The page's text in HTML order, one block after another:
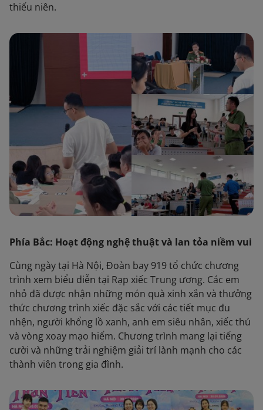
thiếu niên.
Phía Bắc: Hoạt động nghệ thuật và lan tỏa niềm vui
Cùng ngày tại Hà Nội, Đoàn bay 919 tổ chức chương
trình xem biểu diễn tại Rạp xiếc Trung ương. Các em
nhỏ đã được nhận những món quà xinh xắn và thưởng
thức chương trình xiếc đặc sắc với các tiết mục đu
nhện, người khổng lồ xanh, anh em siêu nhân, xiếc thú
và vòng xoay mạo hiểm. Chương trình mang lại tiếng
cười và những trải nghiệm giải trí lành mạnh cho các
thành viên trong gia đình.